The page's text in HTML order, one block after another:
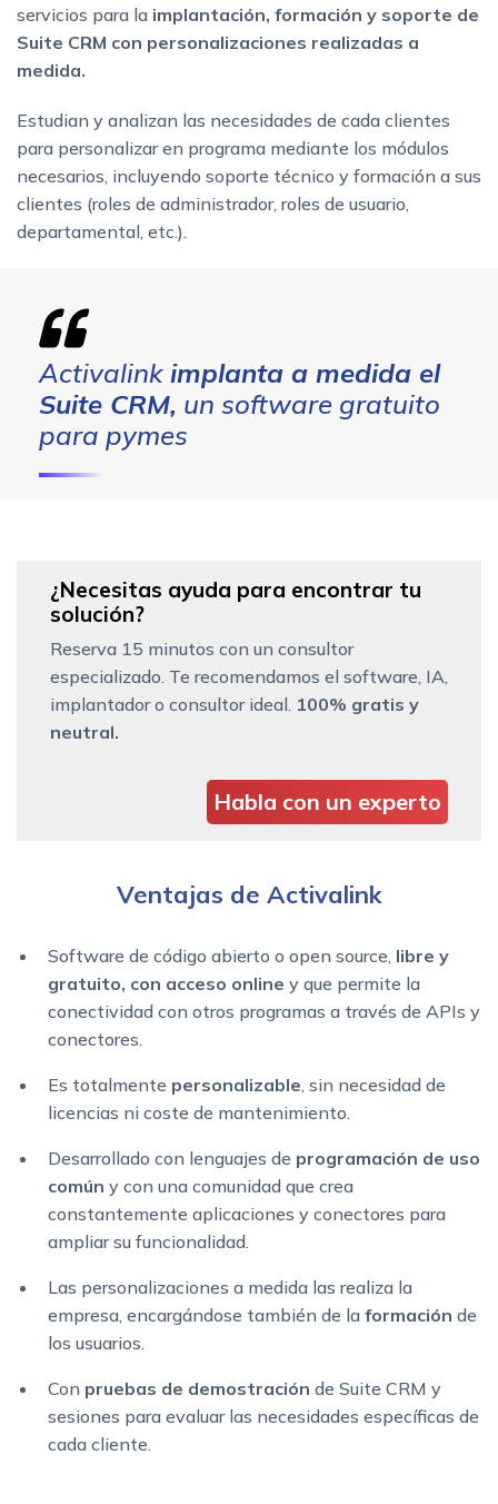
servicios para la implantación, formación y soporte de
Suite CRM con personalizaciones realizadas a
medida.
Estudian y analizan las necesidades de cada clientes
para personalizar en programa mediante los módulos
necesarios, incluyendo soporte técnico y formación a sus
clientes (roles de administrador, roles de usuario,
departamental, etc.).
Activalink implanta a medida el
Suite CRM, un software gratuito
para pymes
¿Necesitas ayuda para encontrar tu
solución?
Reserva 15 minutos con un consultor
especializado. Te recomendamos el software, IA,
implantador o consultor ideal. 100% gratis y
neutral.
Habla con un experto
Ventajas de Activalink
Software de código abierto o open source, libre y
gratuito, con acceso online y que permite la
conectividad con otros programas a través de APIs y
conectores.
Es totalmente personalizable, sin necesidad de
licencias ni coste de mantenimiento.
Desarrollado con lenguajes de programación de uso
común y con una comunidad que crea
constantemente aplicaciones y conectores para
ampliar su funcionalidad.
Las personalizaciones a medida las realiza la
empresa, encargándose también de la formación de
los usuarios.
Con pruebas de demostración de Suite CRM y
sesiones para evaluar las necesidades específicas de
cada cliente.